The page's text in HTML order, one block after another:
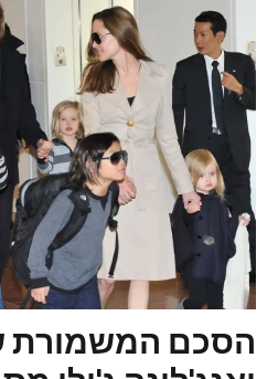
הסכם המשמורת